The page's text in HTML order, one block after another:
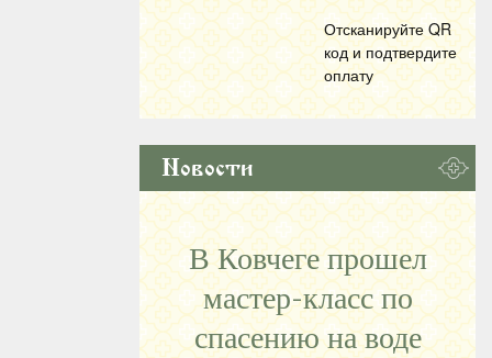
Отсканируйте QR
код и подтвердите
оплату
Новости
В Ковчеге прошел
мастер-класс по
спасению на воде